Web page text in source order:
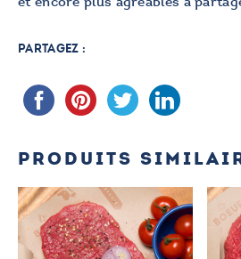
PARTAGEZ :
PRODUITS